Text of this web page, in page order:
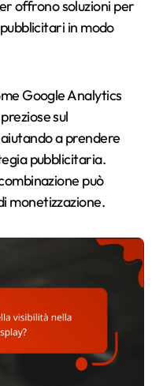
offrono soluzioni per
in modo
Google Analytics
sul
a prendere
pubblicitaria.
può
monetizzazione.